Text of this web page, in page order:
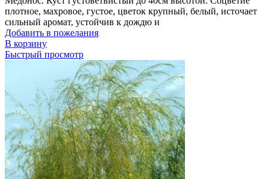
плотное, махровое, густое, цветок крупный, белый, источает
сильный аромат, устойчив к дождю и
Добавить в пожелания
В корзину
Быстрый просмотр